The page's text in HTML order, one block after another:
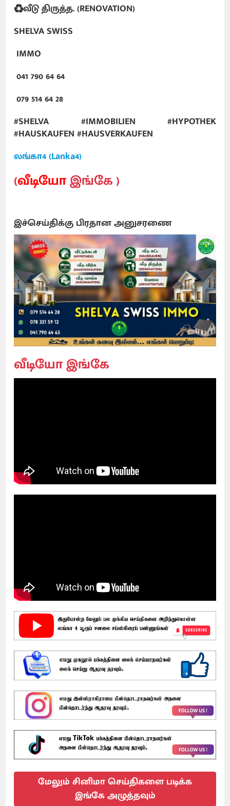
♻️வீடு திருத்த. (RENOVATION)
SHELVA SWISS
IMMO
041 790 64 64
079 514 64 28
#SHELVA #IMMOBILIEN #HYPOTHEK
#HAUSKAUFEN #HAUSVERKAUFEN
லங்கா4 (Lanka4)
(வீடியோஇங்கே )
இச்செய்திக்கு பிரதான அனுசரணை
வீடியோ இங்கே
மேலும் சினிமா செய்திகளை படிக்க
இங்கே அழுத்தவும்